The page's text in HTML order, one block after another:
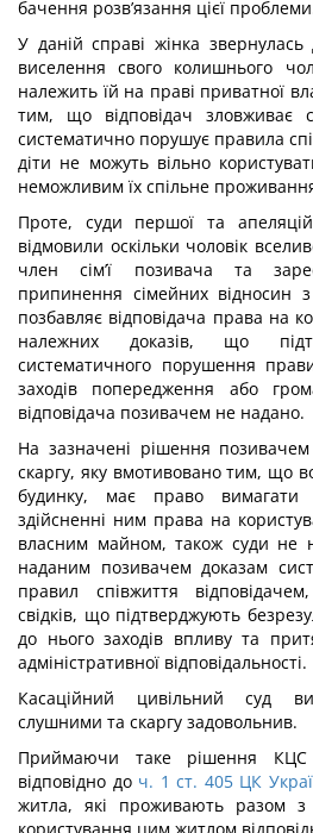
бачення розв’язання цієї
У даній справі жінка
виселення свого колишнього
належить їй на праві приватної
тим, що відповідач зловживає
систематично порушує правила
діти не можуть вільно
неможливим їх спільне
Проте, суди першої та
відмовили оскільки чоловік
член сім’ї позивача та
припинення сімейних відносин
позбавляє відповідача права на
належних доказів, що
систематичного порушення
заходів попередження або
відповідача позивачем не надано.
На зазначені рішення
скаргу, яку вмотивовано тим, що
будинку, має право вимагати
здійсненні ним права на
власним майном, також суди не
наданим позивачем доказам
правил співжиття
свідків, що підтверджують
до нього заходів впливу та
адміністративної відповідальності.
Касаційний цивільний суд
слушними та скаргу задовольнив.
Приймаючи таке рішення
відповідно до ч. 1 ст. 405 ЦК
житла, які проживають разом